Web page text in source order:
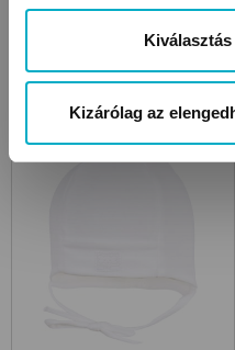
Kizárólag az
Kabátok